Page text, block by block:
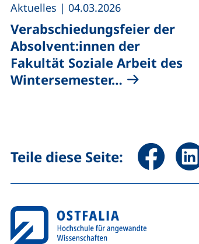
Verabschiedungsfeier der
Absolvent:innen der
Fakultät Soziale Arbeit des
Wintersemester…
Aktuelles | 04.03.2026
Teile diese Seite: Seite über